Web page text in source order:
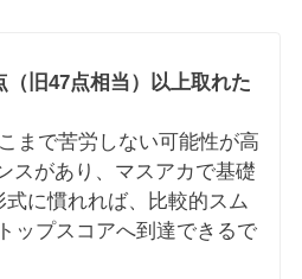
（旧47点相当）以上取れた
まで苦労しない可能性が高
スがあり、マスアカで基礎
式に慣れれば、比較的スム
ップスコアへ到達できるで